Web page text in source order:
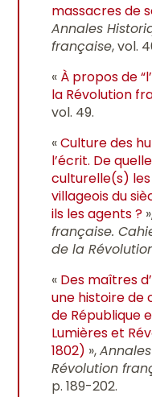
massacres de
Annales
française, vol.
« À propos de
la Révolution
vol. 49.
«Culture des
l’écrit. De
culturelle(s)
villageois du
ils les agents ?
française.
de la
« Des maîtres
une histoire de
de République
Lumières et
1802) »,
Révolution
p. 189-202.